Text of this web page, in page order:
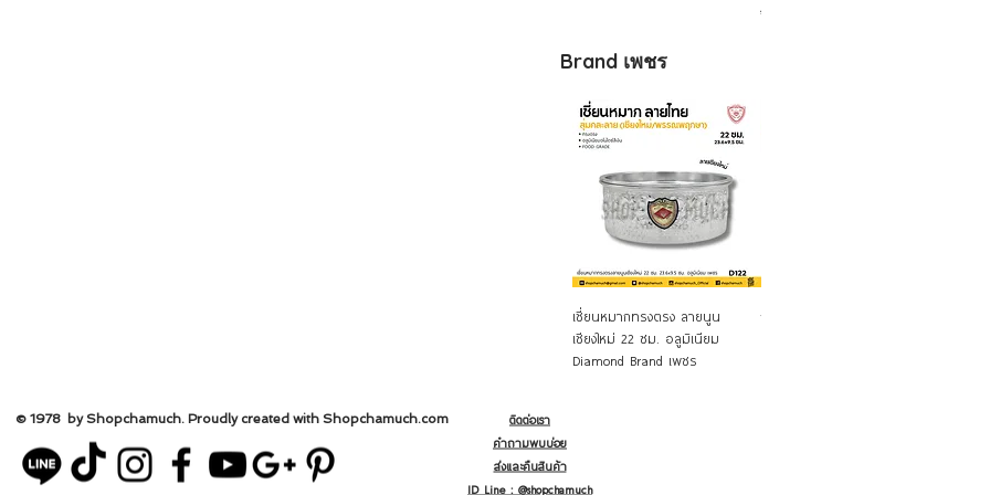
จรวด
Brand เพชร
Quick View
เชี่ยนหมากทรงตรง ลายนูน
เชียงใหม่ 22 ซม. อลูมิเนียม
Diamond Brand เพชร
กาแขกหูหิ้ว ลายมะลิ สีเงิน 22 ซม.
ติดต่อเรา
คำถามพบบ่อย
ส่งและคืนสินค้า
ID Line : @shopchamuch
© 1978 by Shopchamuch. Proudly created with Shopchamuch.com